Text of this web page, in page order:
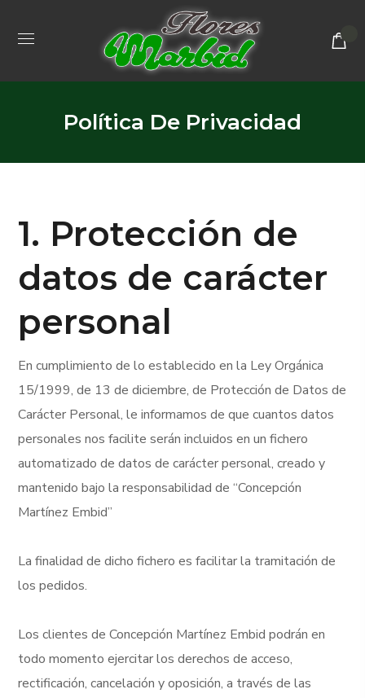
Política De Privacidad
1. Protección de
datos de carácter
personal
En cumplimiento de lo establecido en la Ley Orgánica
15/1999, de 13 de diciembre, de Protección de Datos de
Carácter Personal, le informamos de que cuantos datos
personales nos facilite serán incluidos en un fichero
automatizado de datos de carácter personal, creado y
mantenido bajo la responsabilidad de “Concepción
Martínez Embid”
La finalidad de dicho fichero es facilitar la tramitación de
los pedidos.
Los clientes de Concepción Martínez Embid podrán en
todo momento ejercitar los derechos de acceso,
rectificación, cancelación y oposición, a través de las